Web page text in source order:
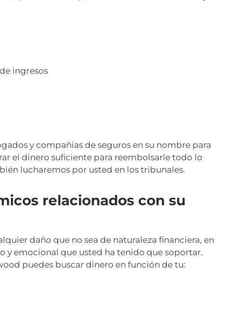
ingresos
y compañías de seguros en su nombre para
el dinero suficiente para reembolsarle todo lo
lucharemos por usted en los tribunales.
relacionados con su
daño que no sea de naturaleza financiera, en
y emocional que usted ha tenido que soportar.
puedes buscar dinero en función de tu: